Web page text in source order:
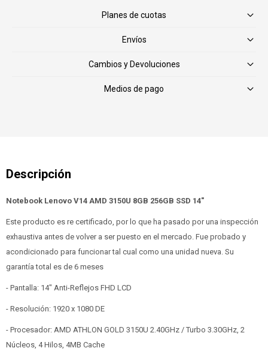
Planes de cuotas
Envíos
Cambios y Devoluciones
Medios de pago
Notebook Lenovo V14 AMD 3150U 8GB 256GB SSD 14"
Este producto es re certificado, por lo que ha pasado por una inspección
exhaustiva antes de volver a ser puesto en el mercado. Fue probado y
acondicionado para funcionar tal cual como una unidad nueva. Su
garantía total es de 6 meses
- Pantalla: 14" Anti-Reflejos FHD LCD
- Resolución: 1920 x 1080 DE
- Procesador: AMD ATHLON GOLD 3150U 2.40GHz / Turbo 3.30GHz, 2
Núcleos, 4 Hilos, 4MB Cache